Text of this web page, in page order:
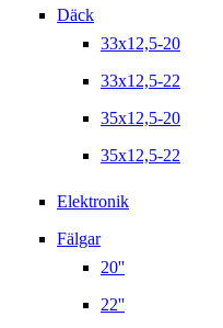
Däck
33x12,5-20
33x12,5-22
35x12,5-20
35x12,5-22
Elektronik
Fälgar
20''
22''